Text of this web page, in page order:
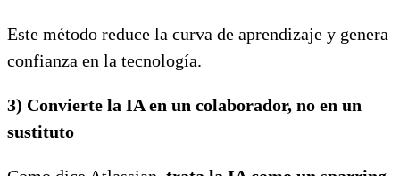
Este método reduce la curva de aprendizaje y genera
confianza en la tecnología.
3) Convierte la IA en un colaborador, no en un
sustituto